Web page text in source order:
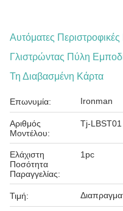
Αυτόματες
Γλιστρώντας Πύλη
Τη Διαβασμένη Κάρτα
Επωνυμία: Ironman
Αριθμός
Μοντέλου:
Tj-LBST01
Ελάχιστη
Ποσότητα
Παραγγελίας:
1pc
Τιμή: